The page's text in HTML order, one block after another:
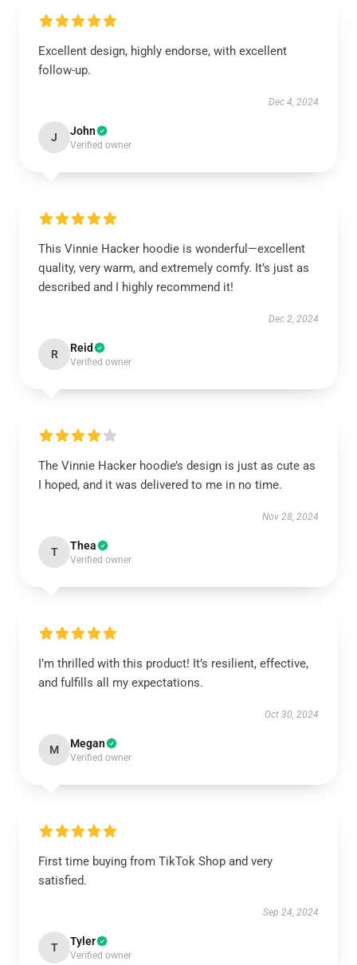
Excellent design, highly endorse, with excellent
follow-up.
Dec 4, 2024
J John
Verified owner
This Vinnie Hacker hoodie is wonderful—excellent
quality, very warm, and extremely comfy. It’s just as
described and I highly recommend it!
Dec 2, 2024
R Reid
Verified owner
The Vinnie Hacker hoodie’s design is just as cute as
I hoped, and it was delivered to me in no time.
Nov 28, 2024
T Thea
Verified owner
I’m thrilled with this product! It’s resilient, effective,
and fulfills all my expectations.
Oct 30, 2024
M Megan
Verified owner
First time buying from TikTok Shop and very
satisfied.
Sep 24, 2024
T Tyler
Verified owner